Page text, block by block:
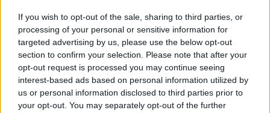
If you wish to opt-out of the sale, sharing to third parties, or
processing of your personal or sensitive information for
targeted advertising by us, please use the below opt-out
section to confirm your selection. Please note that after your
opt-out request is processed you may continue seeing
interest-based ads based on personal information utilized by
us or personal information disclosed to third parties prior to
your opt-out. You may separately opt-out of the further
millesimi o ripetizioni di manche, mentre i sistemi di
video reviewe fotofinish assistono le decisioni.
Conoscere queste regole chiarisce perché un
risultato cambia anche senza apparenti differenze
visive.